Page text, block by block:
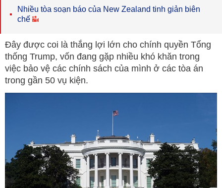
Nhiều tòa soạn báo của New Zealand tinh giản biên
chế
Đây được coi là thắng lợi lớn cho chính quyền Tổng
thống Trump, vốn đang gặp nhiều khó khăn trong
việc bảo vệ các chính sách của mình ở các tòa án
trong gần 50 vụ kiện.